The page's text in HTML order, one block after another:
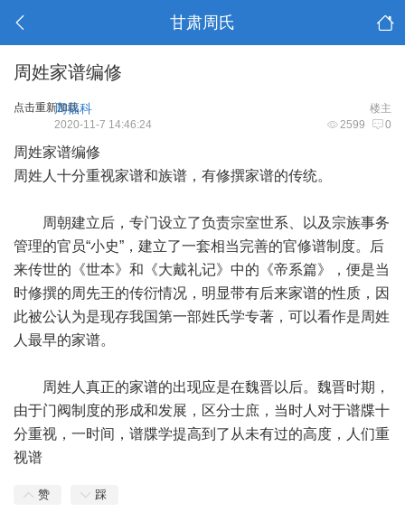
甘肃周氏
周姓家谱编修
点击重新加载 楼主
周福科
2599 0
2020-11-7 14:46:24
周姓家谱编修
周姓人十分重视家谱和族谱，有修撰家谱的传统。
周朝建立后，专门设立了负责宗室世系、以及宗族事务
管理的官员“小史”，建立了一套相当完善的官修谱制度。后
来传世的《世本》和《大戴礼记》中的《帝系篇》，便是当
时修撰的周先王的传衍情况，明显带有后来家谱的性质，因
此被公认为是现存我国第一部姓氏学专著，可以看作是周姓
人最早的家谱。
周姓人真正的家谱的出现应是在魏晋以后。魏晋时期，
由于门阀制度的形成和发展，区分士庶，当时人对于谱牒十
分重视，一时间，谱牒学提高到了从未有过的高度，人们重
视谱
赞 踩